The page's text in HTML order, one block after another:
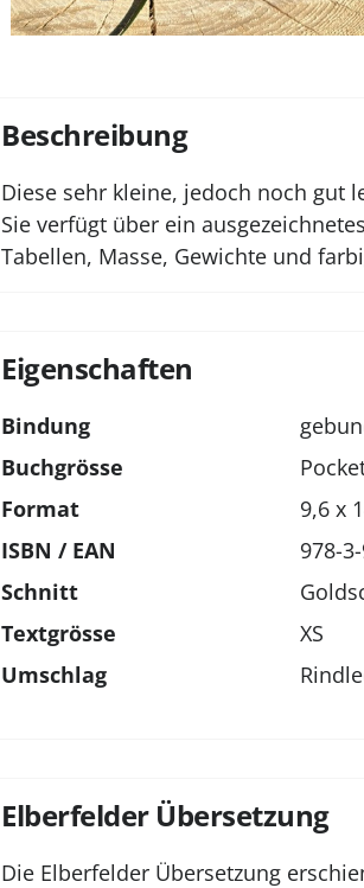
Beschreibung
Diese sehr kleine, jedoch noch gut
Sie verfügt über ein
Tabellen, Masse, Gewichte und
Eigenschaften
Bindung
Buchgrösse
Format
9,6 x
ISBN / EAN
978-
Schnitt
Textgrösse
XS
Umschlag
Elberfelder Übersetzung
Die Elberfelder Übersetzung